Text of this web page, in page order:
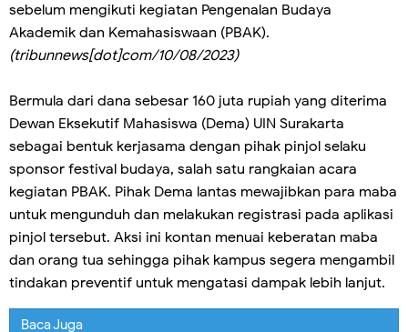
sebelum mengikuti kegiatan Pengenalan Budaya
Akademik dan Kemahasiswaan (PBAK).
(tribunnews[dot]com/10/08/2023)
Bermula dari dana sebesar 160 juta rupiah yang diterima
Dewan Eksekutif Mahasiswa (Dema) UIN Surakarta
sebagai bentuk kerjasama dengan pihak pinjol selaku
sponsor festival budaya, salah satu rangkaian acara
kegiatan PBAK. Pihak Dema lantas mewajibkan para maba
untuk mengunduh dan melakukan registrasi pada aplikasi
pinjol tersebut. Aksi ini kontan menuai keberatan maba
dan orang tua sehingga pihak kampus segera mengambil
tindakan preventif untuk mengatasi dampak lebih lanjut.
Baca Juga